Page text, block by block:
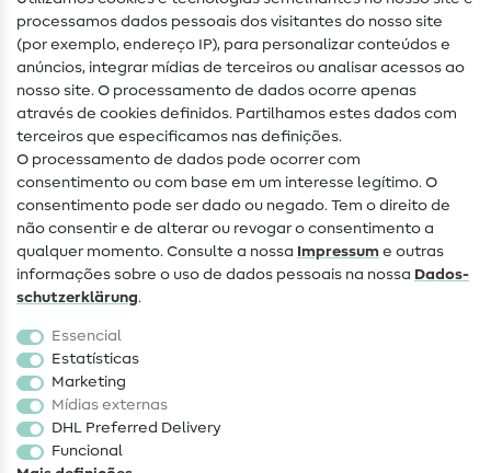
Guias de costura
Ajuda e contacto
Contacto
Mudança de proprietário
Perguntas frequentes (FAQ)
Direito de cancelamento
Popular
Tecidos
Acessórios de costura
Promoção
processamos dados pessoais dos visitantes do nosso site
(por exemplo, endereço IP), para personalizar conteúdos e
anúncios, integrar mídias de terceiros ou analisar acessos ao
nosso site. O processamento de dados ocorre apenas
através de cookies definidos. Partilhamos estes dados com
terceiros que especificamos nas definições.
O processamento de dados pode ocorrer com
consentimento ou com base em um interesse legítimo. O
consentimento pode ser dado ou negado. Tem o direito de
não consentir e de alterar ou revogar o consentimento a
qualquer momento. Consulte a nossa Impressum e outras
informações sobre o uso de dados pessoais na nossa Dados­
schutz­erklärung.
Essencial
Estatísticas
Marketing
Mídias externas
DHL Preferred Delivery
Funcional